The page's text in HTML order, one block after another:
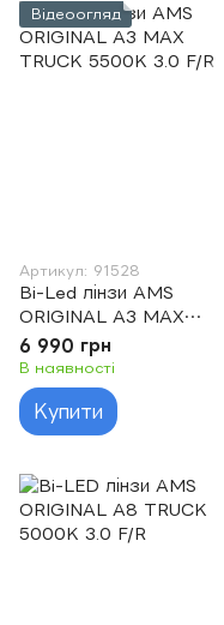
Відеоогляд
Артикул: 91528
Bi-Led лінзи AMS
ORIGINAL A3 MAX
TRUCK 5500K 3.0 F/R
6 990 грн
В наявності
Купити